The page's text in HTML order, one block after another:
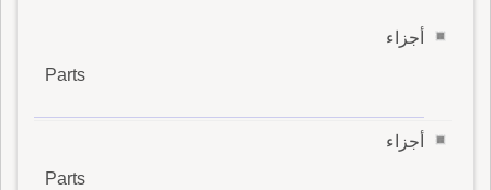
أجزاء
Parts
أجزاء
Parts